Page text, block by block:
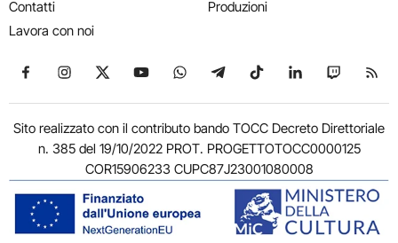
Contatti
Lavora con noi
Produzioni
Seguici su Facebook
Seguici su Instagram
Seguici su X
Seguici su YouTube
Seguici su WhatsApp
Seguici su Telegram
Seguici su TikTok
Seguici su
Seguici
Sito realizzato con il contributo bando TOCC Decreto Direttoriale
n. 385 del 19/10/2022 PROT. PROGETTOTOCC0000125
COR15906233 CUPC87J23001080008